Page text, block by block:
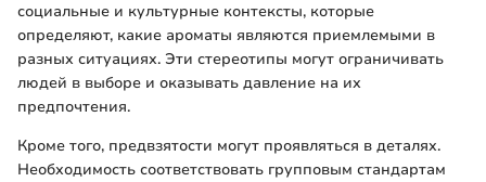
социальные и культурные контексты, которые
определяют, какие ароматы являются приемлемыми в
разных ситуациях. Эти стереотипы могут ограничивать
людей в выборе и оказывать давление на их
предпочтения.
Кроме того, предвзятости могут проявляться в деталях.
Необходимость соответствовать групповым стандартам